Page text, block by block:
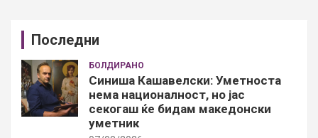
Последни
БОЛДИРАНО
Синиша Кашавелски: Уметноста
нема националност, но јас
секогаш ќе бидам македонски
уметник